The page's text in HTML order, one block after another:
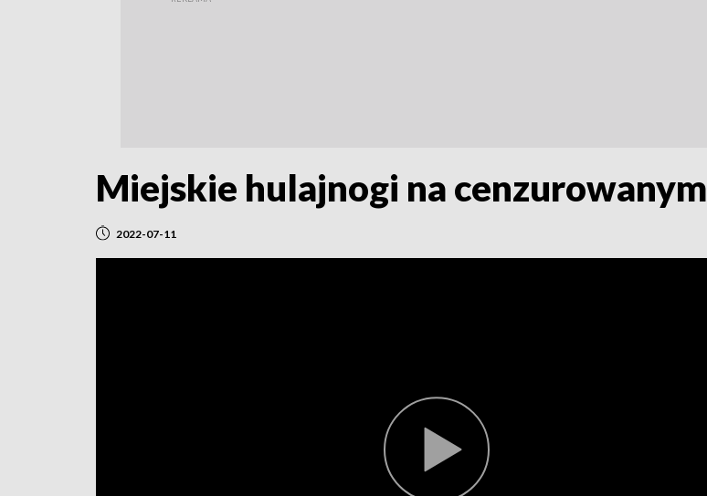
Miejskie hulajnogi na cenzurowanym
2022-07-11